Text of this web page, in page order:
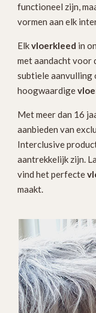
functioneel zijn,
vormen aan elk
Elkvloerkleed in
met aandacht voor
subtiele aanvulling
hoogwaardige
Met meer dan 16
aanbieden van
Interclusive
aantrekkelijk zijn.
vind het perfecte
maakt.